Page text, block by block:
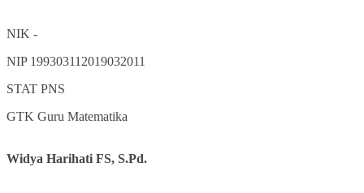
NIK -
NIP 199303112019032011
STAT PNS
GTK Guru Matematika
Widya Harihati FS, S.Pd.